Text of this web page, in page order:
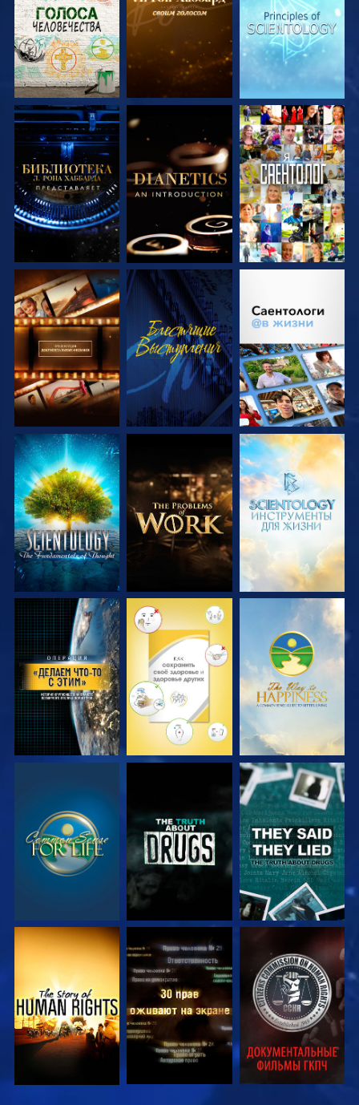
ПЕРЕДАЧИ ПЕРЕДАЧИ ПЕРЕДАЧИ
СМОТРЕТЬ
ПЕРЕДАЧИ
СМОТРЕТЬ
ПЕРЕДАЧИ
СМОТРЕТЬ
СМОТРЕТЬ
ПЕРЕДАЧИ
СМОТРЕТЬ
СМОТРЕТЬ
СМОТРЕТЬ
ПЕРЕДАЧИ
СМОТРЕТЬ
ПЕРЕДАЧИ
СМОТРЕТЬ
ПЕРЕДАЧИ
СМОТРЕТЬ СМОТРЕТЬ СМОТРЕТЬ
СМОТРЕТЬ СМОТРЕТЬ СМОТРЕТЬ
СМОТРЕТЬ СМОТРЕТЬ СМОТРЕТЬ